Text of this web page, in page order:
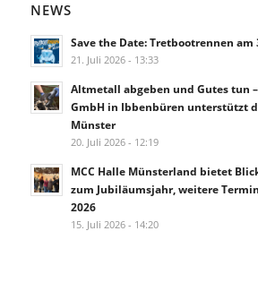
NEWS
Save the Date: Tretbootrennen am
21. Juli 2026 - 13:33
Altmetall abgeben und Gutes tun
GmbH in Ibbenbüren unterstützt
Münster
20. Juli 2026 - 12:19
MCC Halle Münsterland bietet
zum Jubiläumsjahr, weitere
2026
15. Juli 2026 - 14:20